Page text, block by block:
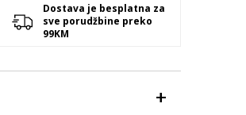
Dostava je besplatna za
sve porudžbine preko
99KM